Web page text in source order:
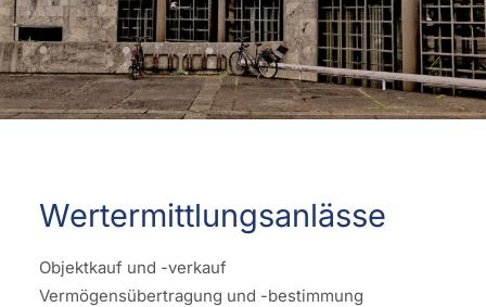
Wertermittlungsanlässe
Objektkauf und -verkauf
Vermögensübertragung und -bestimmung